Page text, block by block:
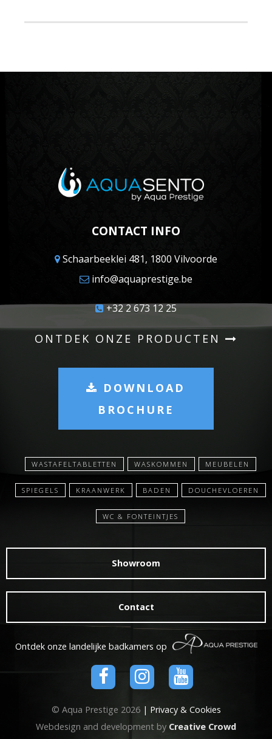
CONTACT INFO
Schaarbeeklei 481, 1800 Vilvoorde
info@aquaprestige.be
+32 2 673 12 25
ONTDEK ONZE PRODUCTEN
DOWNLOAD
BROCHURE
WASTAFELTABLETTEN WASKOMMEN MEUBELEN
SPIEGELS KRAANWERK BADEN DOUCHEVLOEREN
WC & FONTEINTJES
Showroom
Contact
Ontdek onze landelijke badkamers op
© Aqua Prestige 2026 | Privacy & Cookies
Webdesign and development by Creative Crowd